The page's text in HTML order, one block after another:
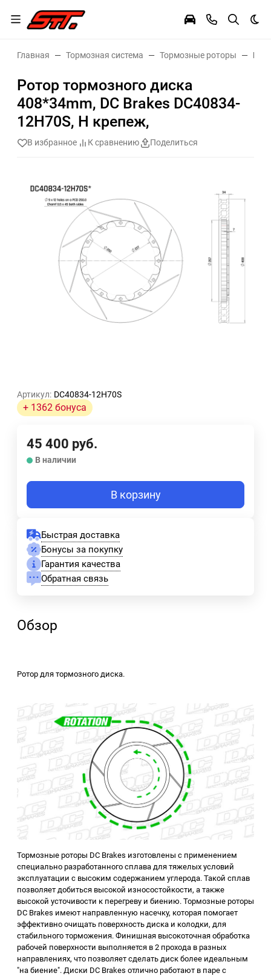
Главная Тормозная система Тормозные роторы
Ротор тормозного диска
408*34mm, DC Brakes DC40834-
12H70S, H крепеж,
В избранное К сравнению Поделиться
Артикул: DC40834-12H70S
+ 1362 бонуса
45 400 руб.
В наличии
В корзину
Быстрая доставка
Бонусы за покупку
Гарантия качества
Обратная связь
Обзор
Ротор для тормозного диска.
Тормозные роторы DC Brakes изготовлены с применением
специально разработанного сплава для тяжелых условий
эксплуатации с высоким содержанием углерода. Такой сплав
позволяет добиться высокой износостойкости, а также
высокой усточивости к перегреву и биению. Тормозные роторы
DC Brakes имеют направленную насечку, которая помогает
эффективно очищать поверхность диска и колодки, для
стабильного торможения. Финишная высокоточная обработка
рабочей поверхности выполняется в 2 прохода в разных
направлениях, что позволяет сделать диск более идеальным
"на биение". Диски DC Brakes отлично работают в паре с